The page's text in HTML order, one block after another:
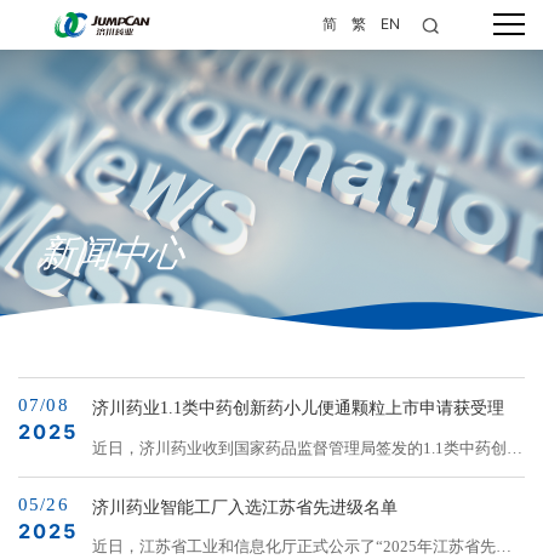
简 繁 EN
新闻中心
07/08
2025
济川药业1.1类中药创新药小儿便通颗粒上市申请获受理
近日，济川药业收到国家药品监督管理局签发的1.1类中药创新
药小儿便通颗粒申报上市许可的《受理通知书》。小儿便通颗
粒来源于名医验方，具有健脾和胃、行气导滞的功效，用于小
儿便秘，中医辨证属食积证者。根据公开信息，中国境内（不
05/26
2025
济川药业智能工厂入选江苏省先进级名单
近日，江苏省工业和信息化厅正式公示了“2025年江苏省先进